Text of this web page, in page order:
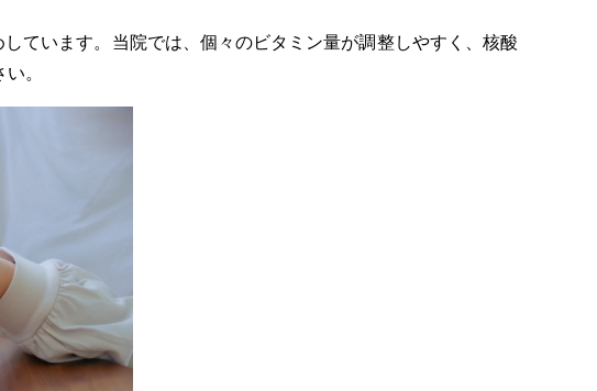
ています。当院では、個々のビタミン量が調整しやすく、核酸
。